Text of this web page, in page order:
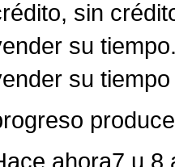
sin
su
su
ahora7 u 8